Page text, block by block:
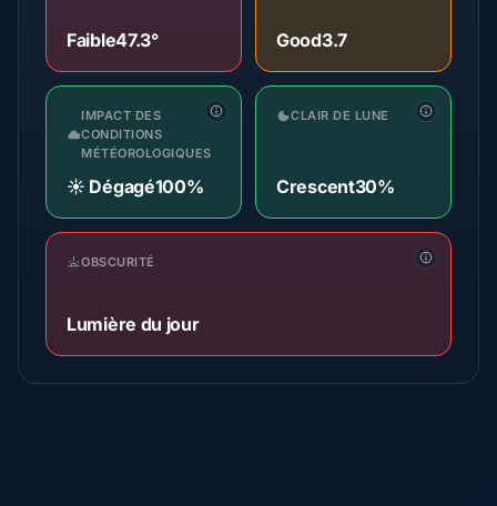
Faible47.3° Good3.7
IMPACT DES
CONDITIONS
MÉTÉOROLOGIQUES
☀️ Dégagé100%
CLAIR DE LUNE
Crescent30%
OBSCURITÉ
Lumière du jour